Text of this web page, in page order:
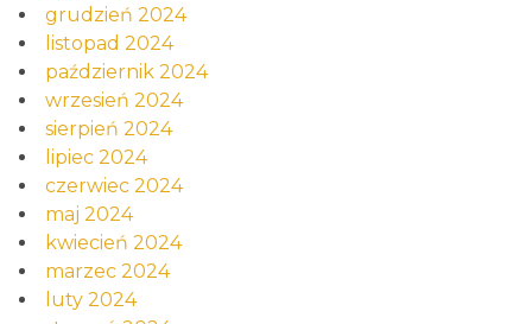
grudzień 2024
listopad 2024
październik 2024
wrzesień 2024
sierpień 2024
lipiec 2024
czerwiec 2024
maj 2024
kwiecień 2024
marzec 2024
luty 2024